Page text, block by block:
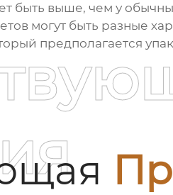
быть выше, чем у
могут быть разные
предполагается